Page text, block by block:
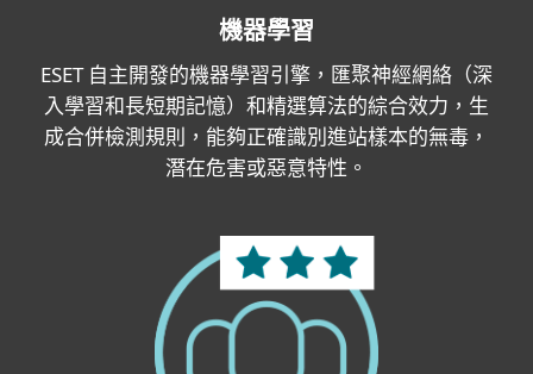
機器學習
ESET 自主開發的機器學習引擎，匯聚神經網絡（深
入學習和長短期記憶）和精選算法的綜合效力，生
成合併檢測規則，能夠正確識別進站樣本的無毒，
潛在危害或惡意特性。